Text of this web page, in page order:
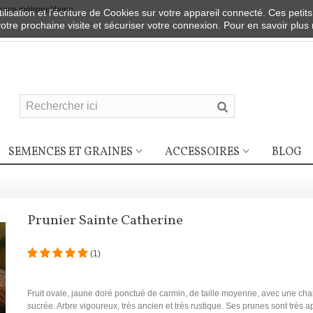
et l'écriture de Cookies sur votre appareil connecté. Ces
prochaine visite et sécuriser votre connexion. Pour en savoir
métropolitaine
SEMENCES ET GRAINES ACCESSOIRES BLOG
Prunier Sainte Catherine
(1)
Fruit ovale, jaune doré ponctué de carmin, de taille moyenne, avec une
sucrée. Arbre vigoureux, très ancien et très rustique. Ses prunes sont très